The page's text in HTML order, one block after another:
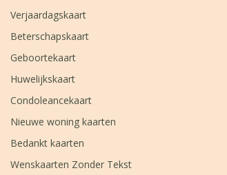
Verjaardagskaart
Beterschapskaart
Geboortekaart
Huwelijkskaart
Condoleancekaart
Nieuwe woning kaarten
Bedankt kaarten
Wenskaarten Zonder Tekst